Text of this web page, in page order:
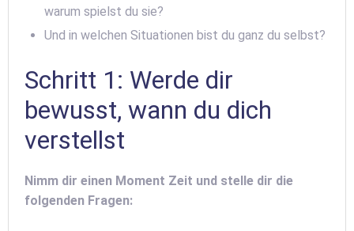
warum spielst du sie?
Und in welchen Situationen bist du ganz du selbst?
Schritt 1: Werde dir
bewusst, wann du dich
verstellst
Nimm dir einen Moment Zeit und stelle dir die
folgenden Fragen: